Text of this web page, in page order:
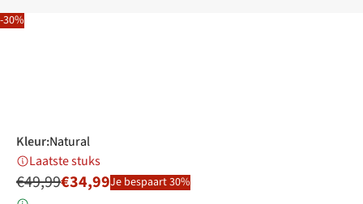
-30%
Kleur:Natural
Laatste stuks
€49,99€34,99Je bespaart 30%